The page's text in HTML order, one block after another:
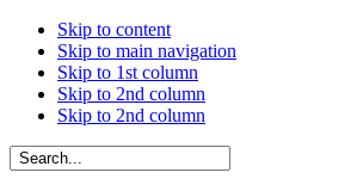
Skip to content
Skip to main navigation
Skip to 1st column
Skip to 2nd column
Skip to 2nd column